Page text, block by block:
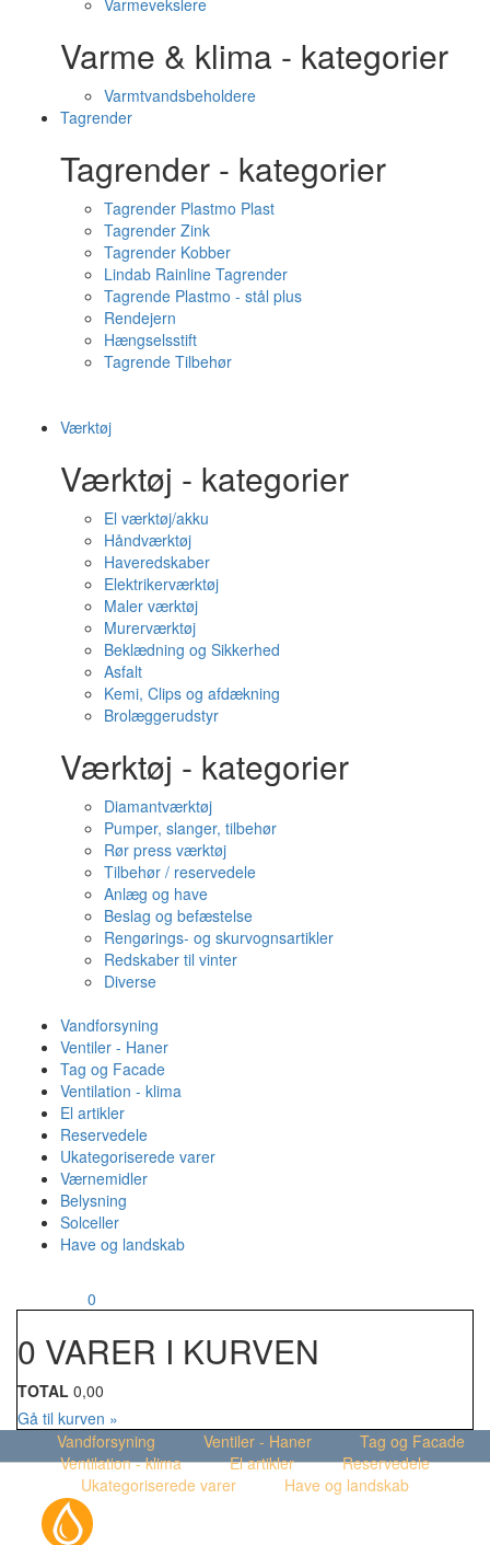
Varmevekslere
Varme & klima - kategorier
Varmtvandsbeholdere
Tagrender
Tagrender - kategorier
Tagrender Plastmo Plast
Tagrender Zink
Tagrender Kobber
Lindab Rainline Tagrender
Tagrende Plastmo - stål plus
Rendejern
Hængselsstift
Tagrende Tilbehør
Værktøj
Værktøj - kategorier
El værktøj/akku
Håndværktøj
Haveredskaber
Elektrikerværktøj
Maler værktøj
Murerværktøj
Beklædning og Sikkerhed
Asfalt
Kemi, Clips og afdækning
Brolæggerudstyr
Værktøj - kategorier
Diamantværktøj
Pumper, slanger, tilbehør
Rør press værktøj
Tilbehør / reservedele
Anlæg og have
Beslag og befæstelse
Rengørings- og skurvognsartikler
Redskaber til vinter
Diverse
Vandforsyning
Ventiler - Haner
Tag og Facade
Ventilation - klima
El artikler
Reservedele
Ukategoriserede varer
Værnemidler
Belysning
Solceller
Have og landskab
0
0 VARER I KURVEN
TOTAL 0,00
Gå til kurven »
Vandforsyning
Ventiler - Haner
Tag og Facade
Ventilation - klima
El artikler
Reservedele
Ukategoriserede varer
Have og landskab